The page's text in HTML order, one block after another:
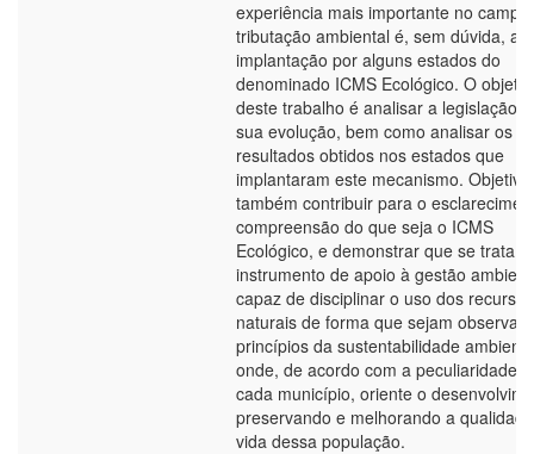
experiência mais importante no campo
tributação ambiental é, sem dúvida, a
implantação por alguns estados do
denominado ICMS Ecológico. O
deste trabalho é analisar a legislação
sua evolução, bem como analisar os
resultados obtidos nos estados que
implantaram este mecanismo. Objetiva
também contribuir para o
compreensão do que seja o ICMS
Ecológico, e demonstrar que se trata
instrumento de apoio à gestão
capaz de disciplinar o uso dos recursos
naturais de forma que sejam
princípios da sustentabilidade
onde, de acordo com a peculiaridade
cada município, oriente o
preservando e melhorando a
vida dessa população.